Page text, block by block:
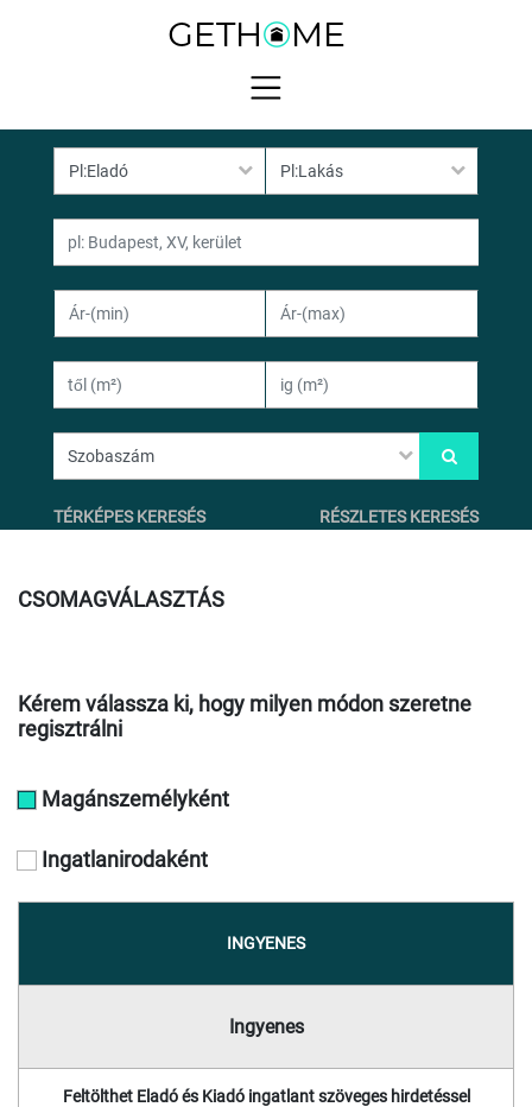
TÉRKÉPES KERESÉS RÉSZLETES KERESÉS
CSOMAGVÁLASZTÁS
Kérem válassza ki, hogy milyen módon szeretne
regisztrálni
Magánszemélyként
Ingatlanirodaként
INGYENES
Ingyenes
Feltölthet Eladó és Kiadó ingatlant szöveges hirdetéssel